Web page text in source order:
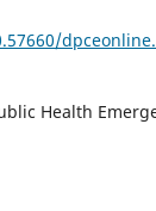
Health